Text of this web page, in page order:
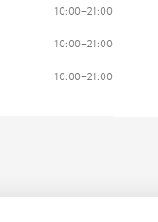
10:00–21:00
10:00–21:00
10:00–21:00